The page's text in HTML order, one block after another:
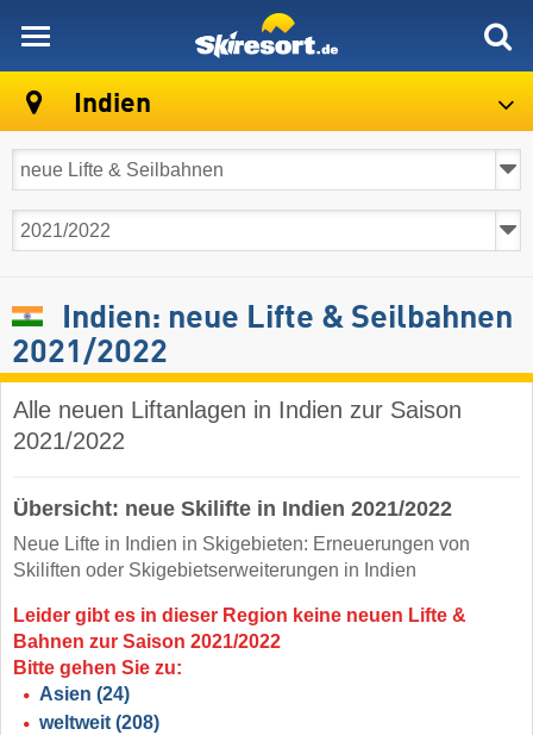
Indien
Indien: neue Lifte & Seilbahnen
2021/2022
Alle neuen Liftanlagen in Indien zur Saison
2021/2022
Übersicht: neue Skilifte in Indien 2021/2022
Neue Lifte in Indien in Skigebieten: Erneuerungen von
Skiliften oder Skigebietserweiterungen in Indien
Leider gibt es in dieser Region keine neuen Lifte &
Bahnen zur Saison 2021/2022
Bitte gehen Sie zu:
Asien (24)
weltweit (208)